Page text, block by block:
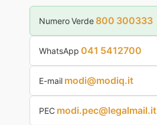
Numero Verde 800 300333
WhatsApp 041 5412700
E-mail modi@modiq.it
PEC modi.pec@legalmail.it